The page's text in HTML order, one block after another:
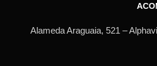
Alameda Araguaia, 521 –